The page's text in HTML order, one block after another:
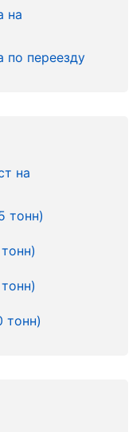
на
по переезду
на
тонн)
тонн)